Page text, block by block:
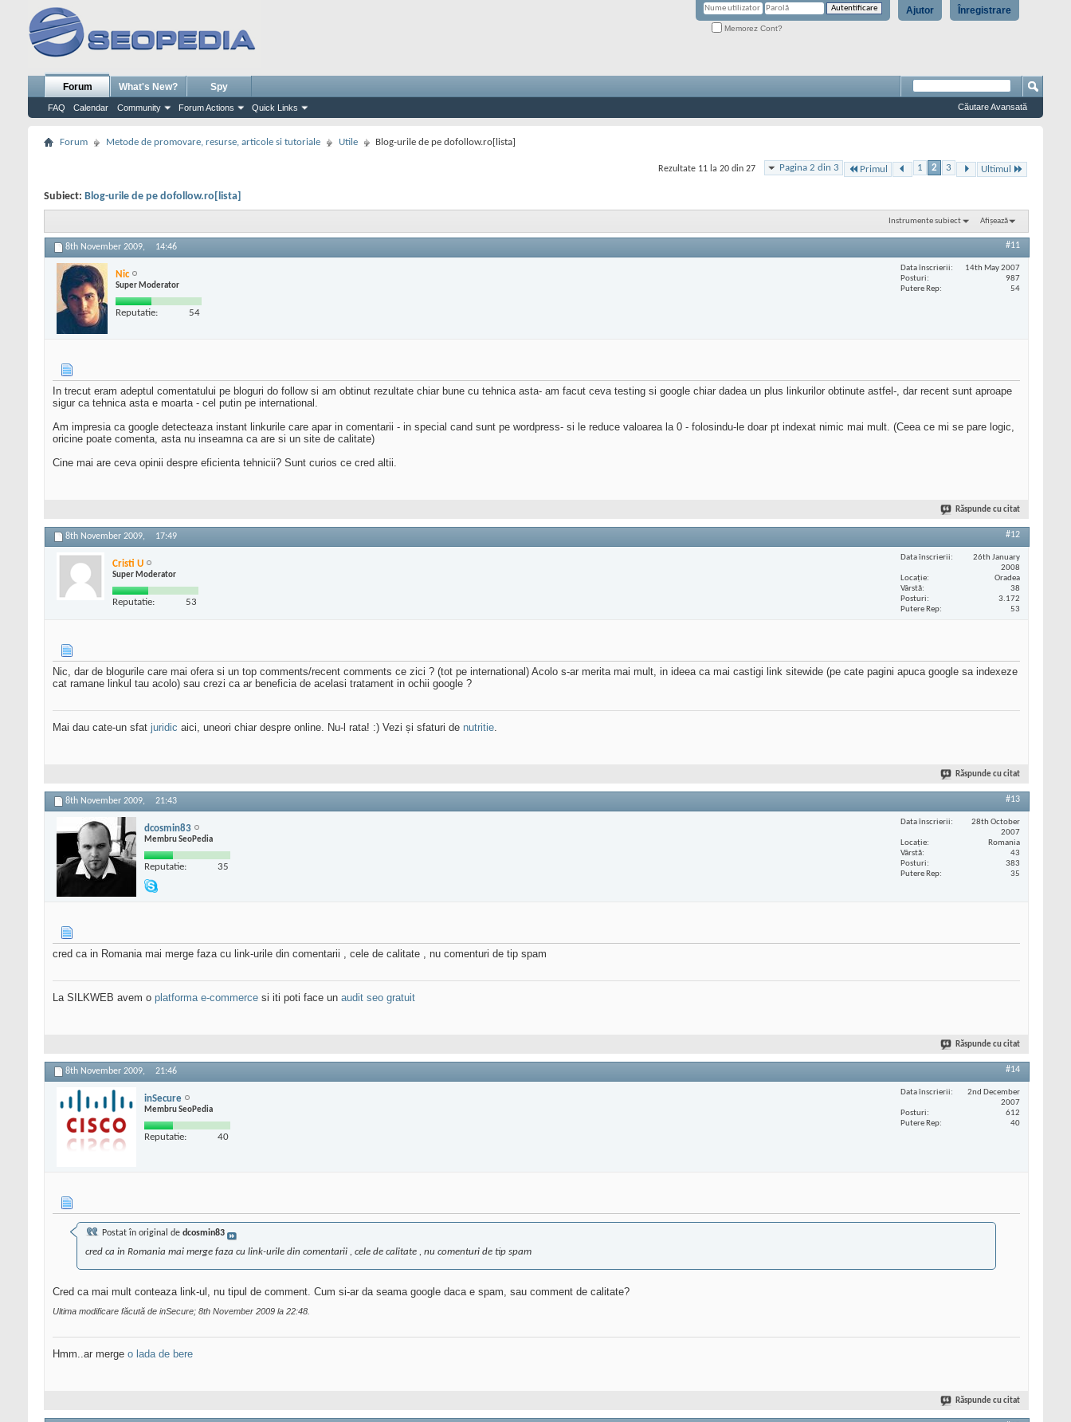
Înregistrare
Ajutor
Memorez Cont?
Forum
FAQ Calendar Community Forum Actions Quick Links
What's New? Spy
Căutare Avansată
Forum Metode de promovare, resurse, articole si tutoriale Utile Blog-urile de pe dofollow.ro[lista]
Pagina 2 din 3 Primul 1 2 3 Ultimul
Rezultate 11 la 20 din 27
Subiect: Blog-urile de pe dofollow.ro[lista]
Instrumente subiect Afișează
8th November 2009, 14:46 #11
Nic
Super Moderator
Reputatie: 54
Data înscrierii
14th May 2007
Posturi
987
Putere Rep
54
In trecut eram adeptul comentatului pe bloguri do follow si am obtinut rezultate chiar bune cu tehnica asta- am facut ceva testing si google chiar dadea un plus linkurilor obtinute astfel-, dar recent sunt aproape
sigur ca tehnica asta e moarta - cel putin pe international.
Am impresia ca google detecteaza instant linkurile care apar in comentarii - in special cand sunt pe wordpress- si le reduce valoarea la 0 - folosindu-le doar pt indexat nimic mai mult. (Ceea ce mi se pare logic,
oricine poate comenta, asta nu inseamna ca are si un site de calitate)
Cine mai are ceva opinii despre eficienta tehnicii? Sunt curios ce cred altii.
Răspunde cu citat
8th November 2009, 17:49 #12
Cristi U
Super Moderator
Reputatie: 53
Data înscrierii
26th January
2008
Locaţie
Oradea
Vârstă
38
Posturi
3.172
Putere Rep
53
Nic, dar de blogurile care mai ofera si un top comments/recent comments ce zici ? (tot pe international) Acolo s-ar merita mai mult, in ideea ca mai castigi link sitewide (pe cate pagini apuca google sa indexeze
cat ramane linkul tau acolo) sau crezi ca ar beneficia de acelasi tratament in ochii google ?
Mai dau cate-un sfat juridic aici, uneori chiar despre online. Nu-l rata! :) Vezi și sfaturi de nutritie.
Răspunde cu citat
8th November 2009, 21:43 #13
dcosmin83
Membru SeoPedia
Reputatie: 35
Data înscrierii
28th October
2007
Locaţie
Romania
Vârstă
43
Posturi
383
Putere Rep
35
cred ca in Romania mai merge faza cu link-urile din comentarii , cele de calitate , nu comenturi de tip spam
La SILKWEB avem o platforma e-commerce si iti poti face un audit seo gratuit
Răspunde cu citat
8th November 2009, 21:46 #14
inSecure
Membru SeoPedia
Reputatie: 40
Data înscrierii
2nd December
2007
Posturi
612
Putere Rep
40
Postat în original de dcosmin83
cred ca in Romania mai merge faza cu link-urile din comentarii , cele de calitate , nu comenturi de tip spam
Cred ca mai mult conteaza link-ul, nu tipul de comment. Cum si-ar da seama google daca e spam, sau comment de calitate?
Ultima modificare făcută de inSecure; 8th November 2009 la 22:48
Hmm..ar merge o lada de bere
Răspunde cu citat